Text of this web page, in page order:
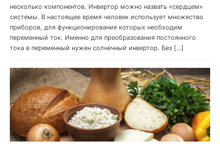
несколько компонентов. Инвертор можно назвать «сердцем»
системы. В настоящее время человек использует множество
приборов, для функционирования которых необходим
переменный ток. Именно для преобразования постоянного
тока в переменный нужен солнечный инвертор. Без […]